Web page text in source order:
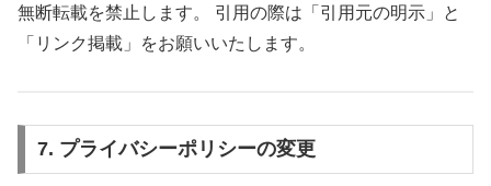
無断転載を禁止します。 引用の際は「引用元の明示」と
「リンク掲載」をお願いいたします。
7. プライバシーポリシーの変更